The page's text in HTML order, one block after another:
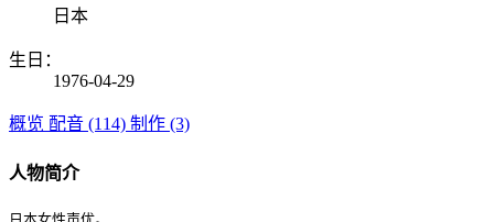
日本
生日：
1976-04-29
概览 配音 (114) 制作 (3)
人物简介